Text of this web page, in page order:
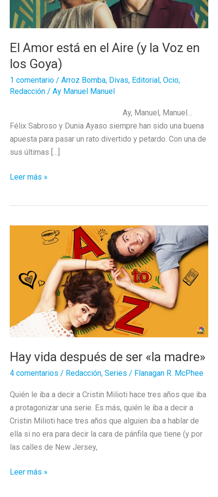
El Amor está en el Aire (y la Voz en
los Goya)
1 comentario / Arroz Bomba, Divas, Editorial , Ocio,
Redacción / Ay Manuel Manuel
Ay, Manuel, Manuel…
Félix Sabroso y Dunia Ayaso siempre han sido una buena
apuesta para pasar un rato divertido y petardo. Con una de
sus últimas […]
El
Voz
Goya)
Leer más »
Hay vida después de ser «la madre»
4 comentarios / Redacción, Series / Flanagan R. McPhee
Quién le iba a decir a Cristin Milioti hace tres años que iba
a protagonizar una serie. Es más, quién le iba a decir a
Cristin Milioti hace tres años que alguien iba a hablar de
ella si no era para decir la cara de pánfila que tiene (y por
las calles de New Jersey,
Hay
Leer más »